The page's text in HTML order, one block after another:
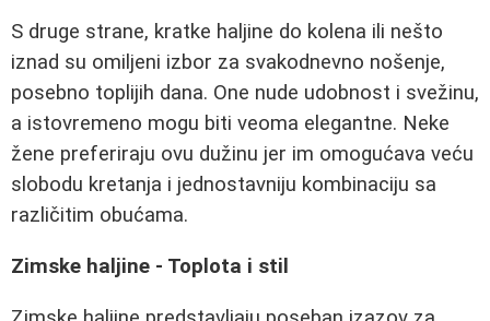
S druge strane, kratke haljine do kolena ili nešto
iznad su omiljeni izbor za svakodnevno nošenje,
posebno toplijih dana. One nude udobnost i svežinu,
a istovremeno mogu biti veoma elegantne. Neke
žene preferiraju ovu dužinu jer im omogućava veću
slobodu kretanja i jednostavniju kombinaciju sa
različitim obućama.
Zimske haljine - Toplota i stil